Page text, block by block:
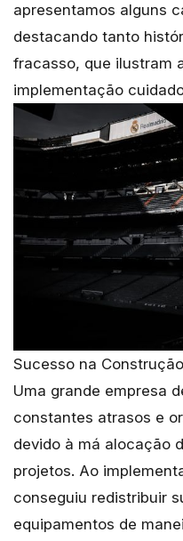
apresentamos alguns
destacando tanto
fracasso, que ilustram
implementação
Sucesso na
Uma grande empresa
constantes atrasos e
devido à má alocação
projetos. Ao
conseguiu redistribuir
equipamentos de